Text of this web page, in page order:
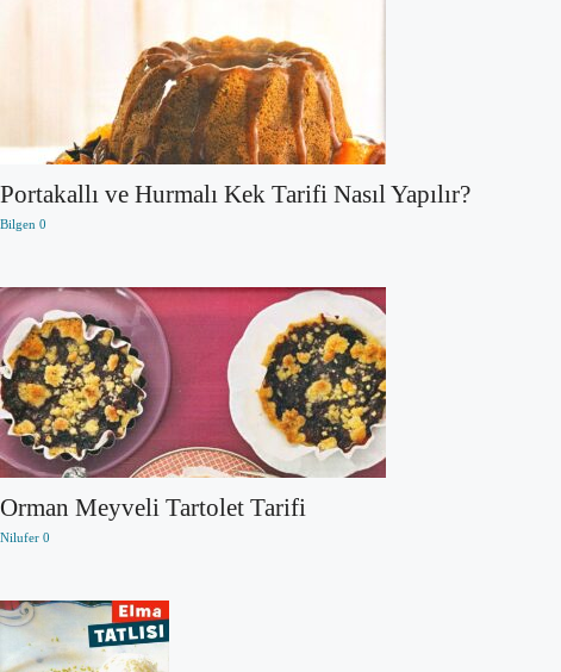
Portakallı ve Hurmalı Kek Tarifi Nasıl Yapılır?
Bilgen 0
Orman Meyveli Tartolet Tarifi
Nilufer 0